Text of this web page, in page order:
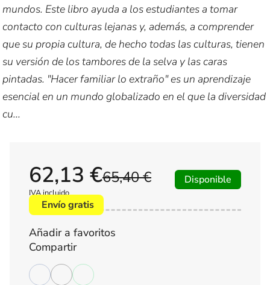
mundos. Este libro ayuda a los estudiantes a tomar
contacto con culturas lejanas y, además, a comprender
que su propia cultura, de hecho todas las culturas, tienen
su versión de los tambores de la selva y las caras
pintadas. "Hacer familiar lo extraño" es un aprendizaje
esencial en un mundo globalizado en el que la diversidad
cu...
65,40 €
62,13 €
IVA incluido
Disponible
Envío gratis
Añadir a favoritos
Compartir